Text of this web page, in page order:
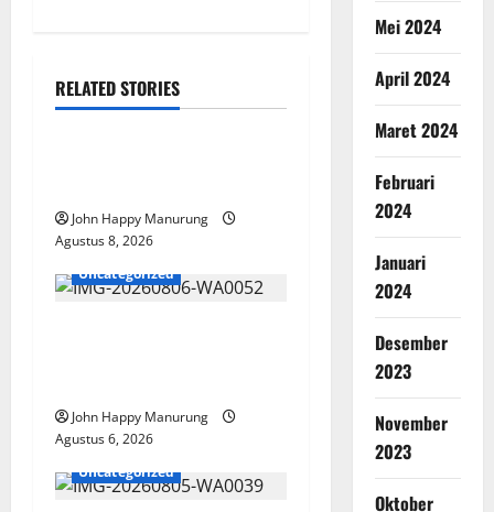
RELATED STORIES
Nasional Uncategorized
John Happy Manurung
Agustus 8, 2026
Uncategorized
John Happy Manurung
Agustus 6, 2026
Uncategorized
Mei 2024
April 2024
Maret 2024
Februari
2024
Januari
2024
Desember
2023
November
2023
Oktober